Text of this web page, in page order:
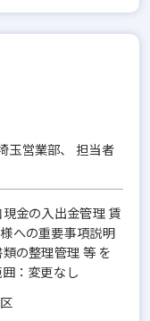
玉営業部、 担当者
金の入出金管理 賃
への重要事項説明
の整理管理 等 を
：変更なし